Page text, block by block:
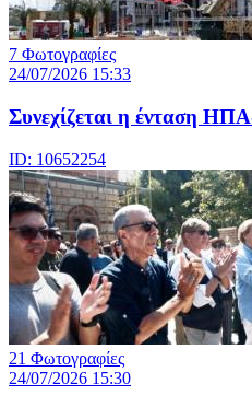
7 Φωτογραφίες
24/07/2026 15:33
Συνεχίζεται η ένταση
ID: 10652254
21 Φωτογραφίες
24/07/2026 15:30